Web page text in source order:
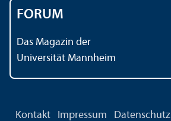
FORUM
Das Magazin der
Universität Mannheim
Kontakt Impressum Datenschutz